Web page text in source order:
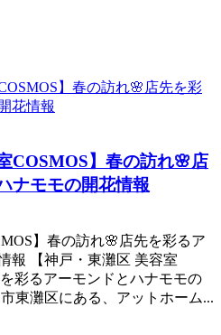
COSMOS】春の訪れ🌸店
ナモモの開花情報
】春の訪れ🌸店先を彩るア
報 【神戸・東灘区 美容室
彩るアーモンドとハナモモの
東灘区にある、アットホーム...